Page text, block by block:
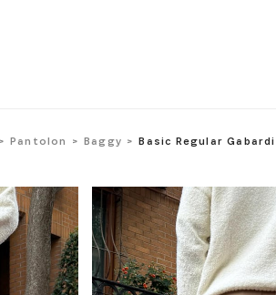
Pantolon Baggy Basic Regular